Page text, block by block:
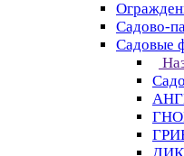
Садово-
Садовые